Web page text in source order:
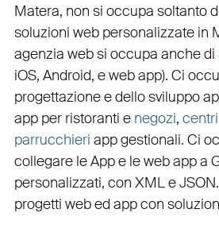
Matera, non si occupa soltanto
soluzioni web personalizzate in
agenzia websi occupa anche di
iOS, Android, eweb app). Ci
progettazionee dellosviluppo
app per ristoranti e negozi,
parrucchieri app gestionali. Ci
collegareleAppe leweb appa
personalizzati, con XMLeJSON.
progetti webed appcon